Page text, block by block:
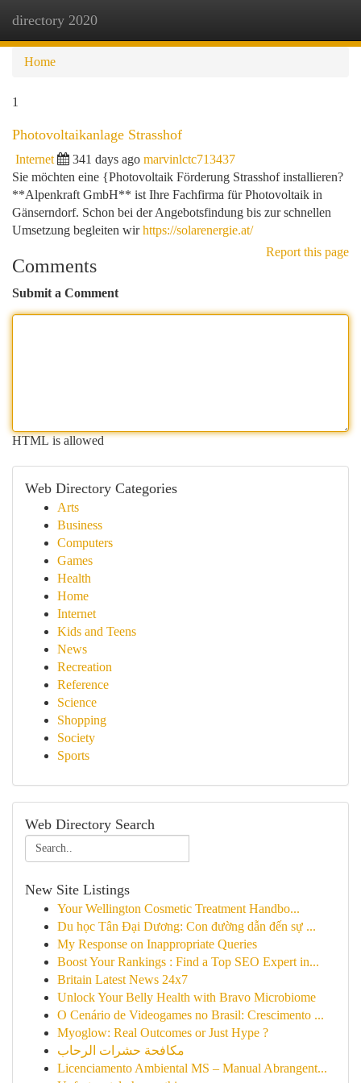
directory 2020
Home
1
Photovoltaikanlage Strasshof
Internet 341 days ago marvinlctc713437
Sie möchten eine {Photovoltaik Förderung Strasshof installieren?
**Alpenkraft GmbH** ist Ihre Fachfirma für Photovoltaik in
Gänserndorf. Schon bei der Angebotsfindung bis zur schnellen
Umsetzung begleiten wirhttps://solarenergie.at/
Report this page
Comments
Submit a Comment
HTML is allowed
Web Directory Categories
Arts
Business
Computers
Games
Health
Home
Internet
Kids and Teens
News
Recreation
Reference
Science
Shopping
Society
Sports
Web Directory Search
New Site Listings
Your Wellington Cosmetic Treatment Handbo...
Du học Tân Đại Dương: Con đường dẫn đến sự ...
My Response on Inappropriate Queries
Boost Your Rankings : Find a Top SEO Expert in...
Britain Latest News 24x7
Unlock Your Belly Health with Bravo Microbiome
O Cenário de Videogames no Brasil: Crescimento ...
Myoglow: Real Outcomes or Just Hype ?
مكافحة حشرات الرحاب
Licenciamento Ambiental MS – Manual Abrangent...